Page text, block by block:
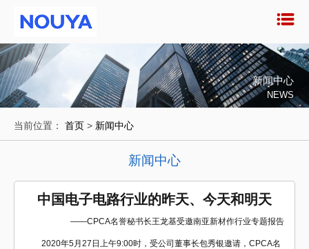
新闻中心
NEWS
当前位置： 首页 > 新闻中心
新闻中心
中国电子电路行业的昨天、今天和明天
——CPCA名誉秘书长王龙基受邀南亚新材作行业专题报告
2020年5月27日上午9:00时，受公司董事长包秀银邀请，CPCA名